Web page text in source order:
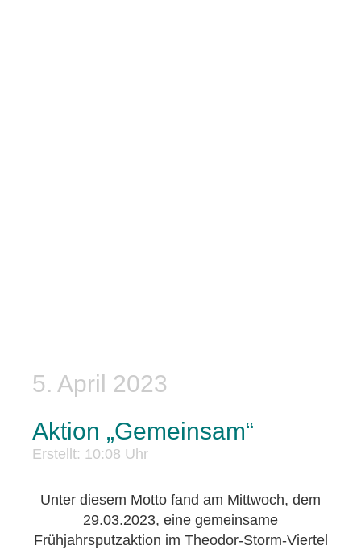
5. April 2023
Aktion „Gemeinsam“
Erstellt: 10:08 Uhr
Unter diesem Motto fand am Mittwoch, dem
29.03.2023, eine gemeinsame
Frühjahrsputzaktion im Theodor-Storm-Viertel